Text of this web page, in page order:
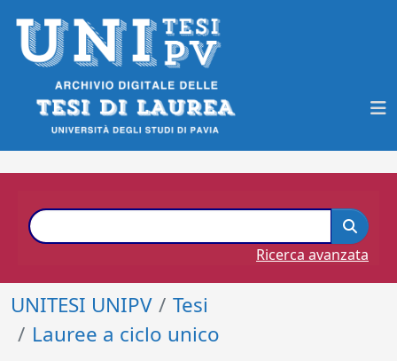
Ricerca avanzata
UNITESI UNIPV
Tesi
Lauree a ciclo unico